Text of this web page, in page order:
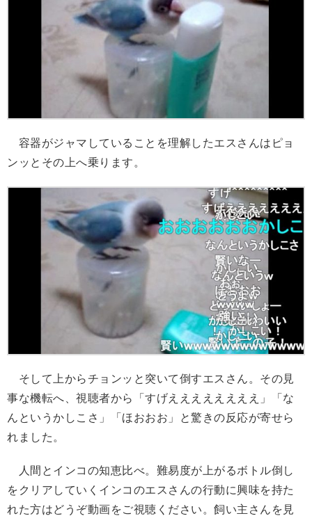
容器がジャマしていることを理解したエスさんはピョ
ンッとその上へ乗ります。
そして上からチョンッと突いて倒すエスさん。その見
事な機転へ、視聴者から「すげええええええええ」「な
んというかしこさ」「ほおおお」と驚きの反応が寄せら
れました。
人間とインコの知恵比べ。難易度が上がるボトル倒し
をクリアしていくインコのエスさんの行動に興味を持た
れた方はどうぞ動画をご視聴ください。飼い主さんを見